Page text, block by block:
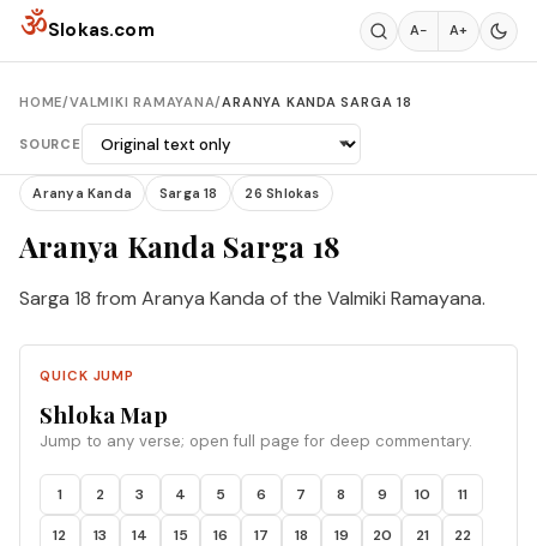
Skip to content
ॐSlokas.com A− A+
HOME/VALMIKI RAMAYANA/ARANYA KANDA SARGA 18
SOURCE
Aranya Kanda Sarga 18 26 Shlokas
Aranya Kanda Sarga 18
Sarga 18 from Aranya Kanda of the Valmiki Ramayana.
QUICK JUMP
Shloka Map
Jump to any verse; open full page for deep commentary.
1 2 3 4 5 6 7 8 9 10 11
12 13 14 15 16 17 18 19 20 21 22